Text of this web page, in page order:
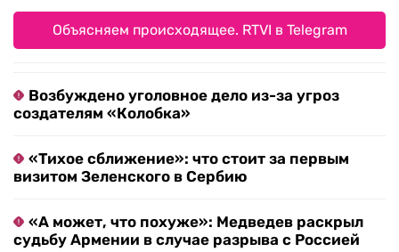
Объясняем происходящее. RTVI в Telegram
Возбуждено уголовное дело из-за угроз
создателям «Колобка»
«Тихое сближение»: что стоит за первым
визитом Зеленского в Сербию
«А может, что похуже»: Медведев раскрыл
судьбу Армении в случае разрыва с Россией